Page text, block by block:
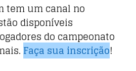
tem um canal no
disponíveis
do campeonato
Faça sua inscrição!